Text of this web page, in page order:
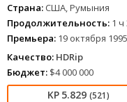
Страна: США, Румыния
Продолжительность: 1 ч
Премьера: 19 октября 1995
Качество: HDRip
Бюджет: $4 000 000
5.829 (521)